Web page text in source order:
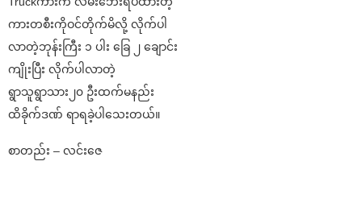
ကားတစီးကိုဝင်တိုက်မိလို့ လိုက်ပါ
လာတဲ့ဘုန်းကြီး ၁ ပါး ခြေ ၂ ချောင်း
ကျိုးပြီး လိုက်ပါလာတဲ့
ရွာသူရွာသား၂၀ ဦးထက်မနည်း
ထိခိုက်ဒဏ် ရာရခဲ့ပါသေးတယ်။
စာတည်း – လင်းဇေ